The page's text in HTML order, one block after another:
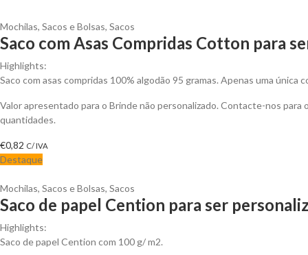
Mochilas, Sacos e Bolsas, Sacos
Saco com Asas Compridas Cotton para
Highlights:
Saco com asas compridas 100% algodão 95 gramas. Apenas uma única
Valor apresentado para o Brinde não personalizado. Contacte-nos
quantidades.
€0,82 C/ IVA
Destaque
Mochilas, Sacos e Bolsas, Sacos
Saco de papel Cention para ser
Highlights:
Saco de papel Cention com 100 g/ m2.